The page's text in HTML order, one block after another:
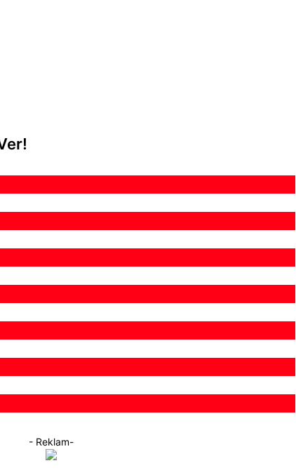
- Reklam-